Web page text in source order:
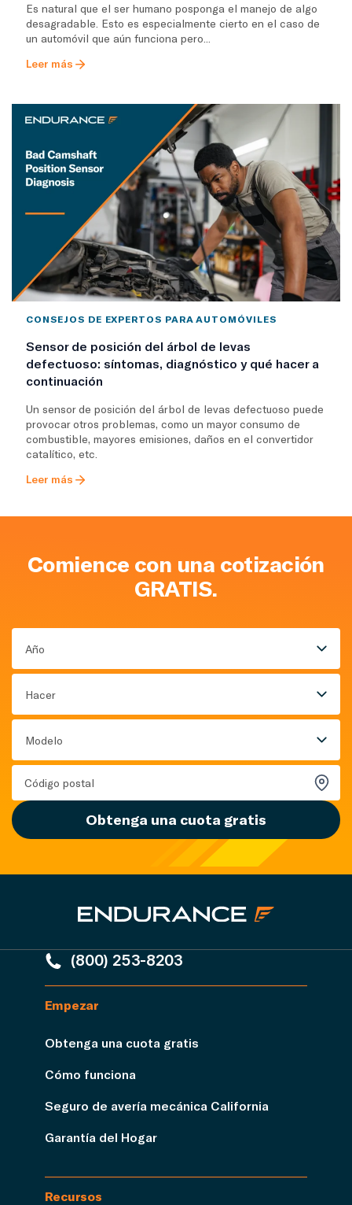
Es natural que el ser humano posponga el manejo de algo
desagradable. Esto es especialmente cierto en el caso de
un automóvil que aún funciona pero...
Leer más
CONSEJOS DE EXPERTOS PARA AUTOMÓVILES
Sensor de posición del árbol de levas
defectuoso: síntomas, diagnóstico y qué hacer a
continuación
Un sensor de posición del árbol de levas defectuoso puede
provocar otros problemas, como un mayor consumo de
combustible, mayores emisiones, daños en el convertidor
catalítico, etc.
Leer más
Comience con una cotización
GRATIS.
Año
Hacer
Modelo
Obtenga una cuota gratis
(800) 253-8203
Empezar
Obtenga una cuota gratis
Cómo funciona
Seguro de avería mecánica California
Garantía del Hogar
Recursos